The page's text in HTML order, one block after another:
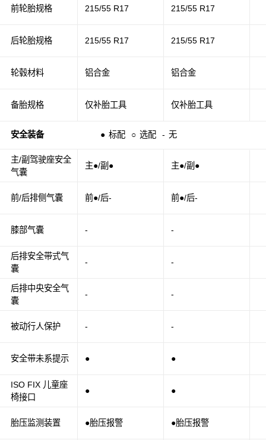
前轮胎规格
后轮胎规格
轮毂材料
备胎规格
安全装备 ● 标配 ○ 选配 - 无
主/副驾驶座安全
气囊
前/后排侧气囊
膝部气囊
后排安全带式气
囊
后排中央安全气
囊
被动行人保护
安全带未系提示
ISO FIX 儿童座
椅接口
胎压监测装置
215/55 R17 215/55 R17
215/55 R17 215/55 R17
铝合金 铝合金
仅补胎工具 仅补胎工具
主●/副● 主●/副●
前●/后- 前●/后-
- -
- -
- -
- -
● ●
● ●
●胎压报警 ●胎压报警